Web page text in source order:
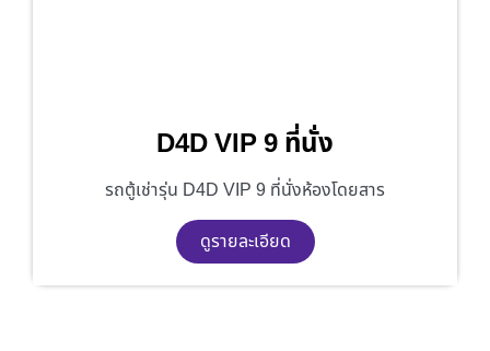
D4D VIP 9 ที่นั่ง
รถตู้เช่ารุ่น D4D VIP 9 ที่นั่งห้องโดยสาร
ดูรายละเอียด